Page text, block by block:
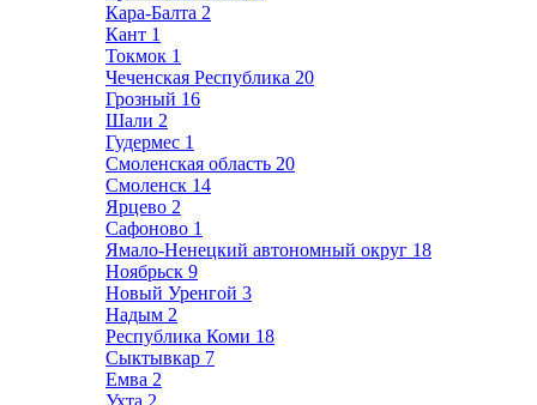
Кара-Балта 2
Кант 1
Токмок 1
Чеченская Республика 20
Грозный 16
Шали 2
Гудермес 1
Смоленская область 20
Смоленск 14
Ярцево 2
Сафоново 1
Ямало-Ненецкий автономный округ 18
Ноябрьск 9
Новый Уренгой 3
Надым 2
Республика Коми 18
Сыктывкар 7
Емва 2
Ухта 2